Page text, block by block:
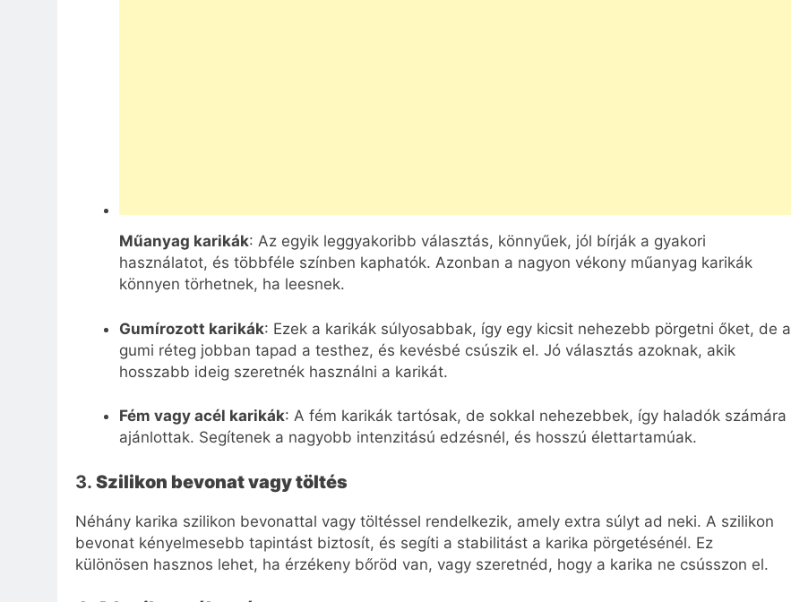
Műanyag karikák: Az egyik leggyakoribb választás, könnyűek, jól bírják a gyakori
használatot, és többféle színben kaphatók. Azonban a nagyon vékony műanyag karikák
könnyen törhetnek, ha leesnek.
Gumírozott karikák: Ezek a karikák súlyosabbak, így egy kicsit nehezebb pörgetni őket, de a
gumi réteg jobban tapad a testhez, és kevésbé csúszik el. Jó választás azoknak, akik
hosszabb ideig szeretnék használni a karikát.
Fém vagy acél karikák: A fém karikák tartósak, de sokkal nehezebbek, így haladók számára
ajánlottak. Segítenek a nagyobb intenzitású edzésnél, és hosszú élettartamúak.
3. Szilikon bevonat vagy töltés
Néhány karika szilikon bevonattal vagy töltéssel rendelkezik, amely extra súlyt ad neki. A szilikon
bevonat kényelmesebb tapintást biztosít, és segíti a stabilitást a karika pörgetésénél. Ez
különösen hasznos lehet, ha érzékeny bőröd van, vagy szeretnéd, hogy a karika ne csússzon el.